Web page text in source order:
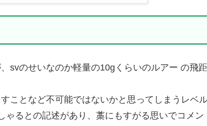
svのせいなのか軽量の10gくらいのルアー の飛
ことなど不可能ではないかと思ってしまうレベル
るとの記述があり、藁にもすがる思いでコメン